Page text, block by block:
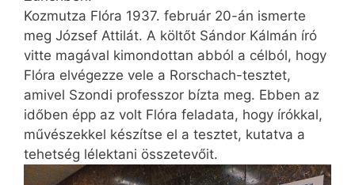
Kozmutza Flóra 1937. február 20-án ismerte
meg József Attilát. A költőt Sándor Kálmán író
vitte magával kimondottan abból a célból, hogy
Flóra elvégezze vele a Rorschach-tesztet,
amivel Szondi professzor bízta meg. Ebben az
időben épp az volt Flóra feladata, hogy írókkal,
művészekkel készítse el a tesztet, kutatva a
tehetség lélektani összetevőit.